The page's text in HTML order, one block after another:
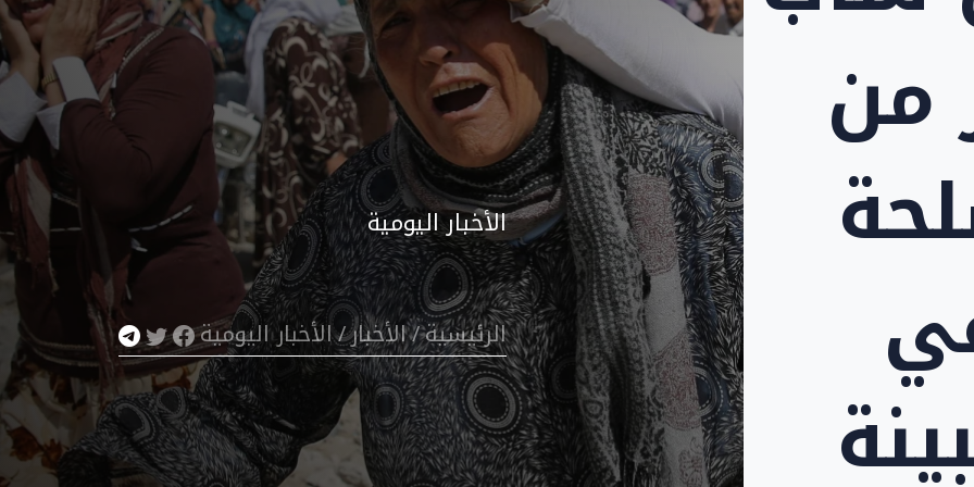
من
الأخبار اليومية
الرئيسية/الأخبار/الأخبار اليومية